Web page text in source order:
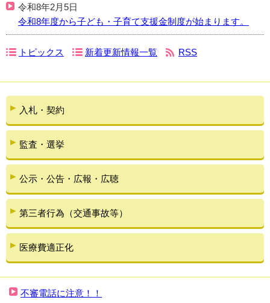
令和8年2月5日
令和8年度から子ども・子育て支援金制度が始まります。
トピックス 新着更新情報一覧 RSS
入札・契約
監査・選挙
公示・公告・広報・広聴
第三者行為（交通事故等）
医療費適正化
不審電話に注意！！